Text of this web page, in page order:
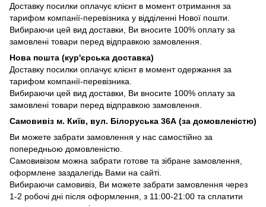
Доставку посилки оплачує клієнт в момент отримання за
тарифом компанії-перевізника у відділенні Нової пошти.
Вибираючи цей вид доставки, Ви вносите 100% оплату за
замовлені товари перед відправкою замовлення.
Нова пошта (кур'єрська доставка)
Доставку посилки оплачує клієнт в момент одержання за
тарифом компанії-перевізника.
Вибираючи цей вид доставки, Ви вносите 100% оплату за
замовлені товари перед відправкою замовлення.
Самовивіз м. Київ, вул. Білоруська 36А (за домовленістю)
Ви можете забрати замовлення у нас самостійно за
попередньою домовленістю.
Самовивізом можна забрати готове та зібране замовлення,
оформлене заздалегідь Вами на сайті.
Вибираючи самовивіз, Ви можете забрати замовлення через
1-2 робочі дні після оформлення, з 11:00-21:00 та сплатити